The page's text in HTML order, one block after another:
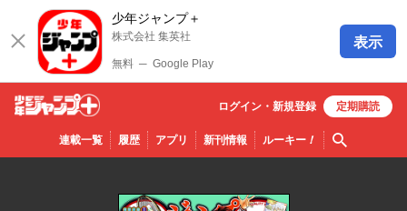
少年ジャンプ＋
株式会社 集英社
無料 ─ Google Play
表示
少年ジ
ャンプ
連載一覧 履歴 アプリ 新刊情報 ルーキー！ 検索
ログイン・ 新規登録 定期購読